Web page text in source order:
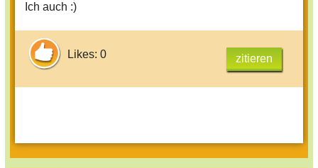
Ich auch :)
Likes: 0 zitieren